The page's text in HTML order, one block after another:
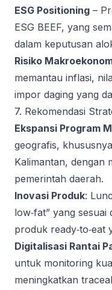
ESG Positioning –
ESG BEEF, yang
dalam keputusan
Risiko
memantau inflasi,
impor daging yang
7. Rekomendasi
Ekspansi Program
geografis,
Kalimantan, dengan
pemerintah daerah.
Inovasi Produk:
low‑fat” yang
produk ready‑to‑eat
Digitalisasi Rantai
untuk monitoring
meningkatkan